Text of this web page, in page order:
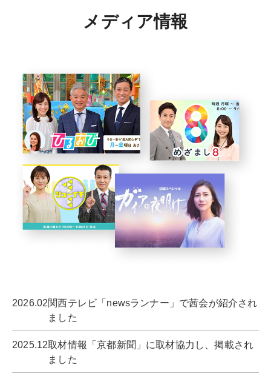
メディア情報
2026.02関西テレビ「newsランナー」で茜会が紹介され
ました
2025.12取材情報「京都新聞」に取材協力し、掲載され
ました